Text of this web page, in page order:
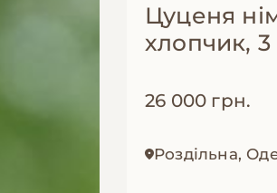
Цуценя
хлопчик, 3
26 000 грн.
Роздільна,